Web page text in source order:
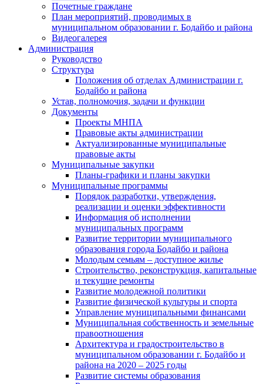
Почетные граждане
План мероприятий, проводимых в
муниципальном образовании г. Бодайбо и района
Видеогалерея
Администрация
Руководство
Структура
Положения об отделах Администрации г.
Бодайбо и района
Устав, полномочия, задачи и функции
Документы
Проекты МНПА
Правовые акты администрации
Актуализированные муниципальные
правовые акты
Муниципальные закупки
Планы-графики и планы закупки
Муниципальные программы
Порядок разработки, утверждения,
реализации и оценки эффективности
Информация об исполнении
муниципальных программ
Развитие территории муниципального
образования города Бодайбо и района
Молодым семьям – доступное жилье
Строительство, реконструкция, капитальные
и текущие ремонты
Развитие молодежной политики
Развитие физической культуры и спорта
Управление муниципальными финансами
Муниципальная собственность и земельные
правоотношения
Архитектура и градостроительство в
муниципальном образовании г. Бодайбо и
района на 2020 – 2025 годы
Развитие системы образования